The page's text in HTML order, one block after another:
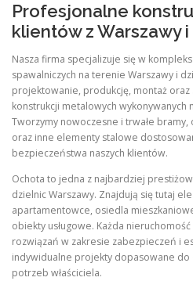
Profesjonalne
klientów z Warszawy
Nasza firma specjalizuje się w
spawalniczych na terenie Warszawy i
projektowanie, produkcję, montaż oraz
konstrukcji metalowych
Tworzymy nowoczesne i trwałe
oraz inne elementy stalowe
bezpieczeństwa naszych klientów.
Ochota to jedna z najbardziej
dzielnic Warszawy. Znajdują się tutaj
apartamentowce, osiedla
obiekty usługowe. Każda
rozwiązań w zakresie zabezpieczeń i
indywidualne projekty dopasowane do
potrzeb właściciela.